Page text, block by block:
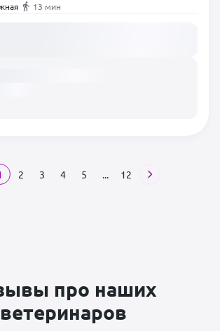
13 мин
2 3 4 5 ... 12
про наших
ветеринаров